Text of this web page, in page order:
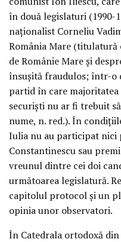
în două legislaturi (1990-
naţionalist Corneliu
România Mare
de Românie Mare şi
însuşită fraudulos; într-o
partid în care
securişti nu ar fi trebuit
nume, n. red.). În
Iulia nu au participat nici
Constantinescu sau
vreunul dintre cei doi
următoarea legislatură.
capitolul protocol şi un
opinia unor observatori.
În Catedrala ortodoxă